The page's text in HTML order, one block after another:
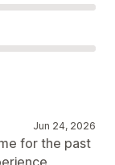
Jun 24, 2026
for the past